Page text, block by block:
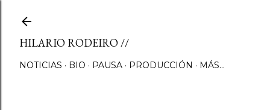
HILARIO RODEIRO //
NOTICIAS BIO PAUSA PRODUCCIÓN MÁS…